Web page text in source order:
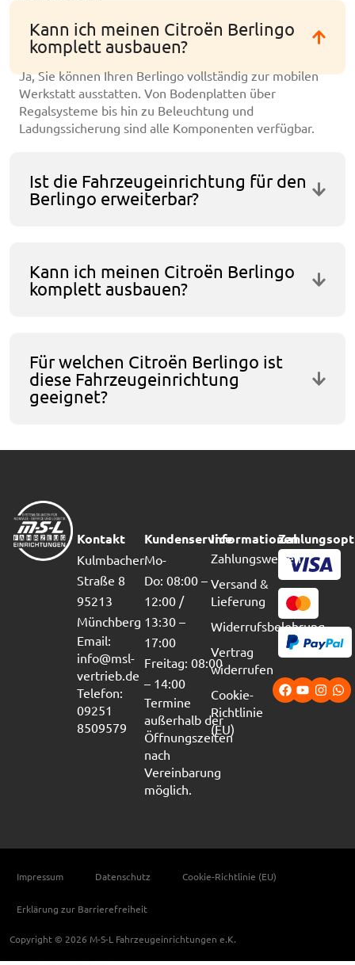
Kann ich meinen Citroën Berlingo
komplett ausbauen?
Ja, Sie können Ihren Berlingo vollständig zur mobilen
Werkstatt ausstatten. Von Bodenplatten über
Regalsysteme bis hin zu Beleuchtung und
Ladungssicherung sind alle Komponenten verfügbar.
Ist die Fahrzeugeinrichtung für den
Berlingo erweiterbar?
Kann ich meinen Citroën Berlingo
komplett ausbauen?
Für welchen Citroën Berlingo ist
diese Fahrzeugeinrichtung
geeignet?
Kontakt
Kulmbacher
Straße 8
95213
Münchberg
Email:
info@msl-
vertrieb.de
Telefon:
09251
8509579
Kundenservice
Mo-
Do: 08:00 –
12:00 /
13:30 –
17:00
Freitag: 08:00
– 14:00
Termine
außerhalb der
Öffnungszeiten
nach
Vereinbarung
möglich.
Informationen
Zahlungsweisen
Versand &
Lieferung
Widerrufsbelehrung
Vertrag
widerrufen
Cookie-
Richtlinie
(EU)
Impressum Datenschutz Cookie-Richtlinie (EU)
Erklärung zur Barrierefreiheit
Copyright © 2026 M-S-L Fahrzeugeinrichtungen e.K.